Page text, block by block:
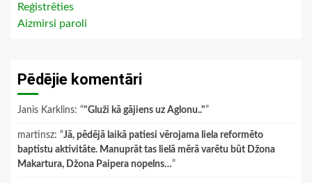
Reģistrēties
Aizmirsi paroli
Pēdējie komentāri
Janis Karklins: “"Gluži kā gājiens uz Aglonu.."”
martinsz: “Jā, pēdējā laikā patiesi vērojama liela reformēto
baptistu aktivitāte. Manuprāt tas lielā mērā varētu būt Džona
Makartura, Džona Paipera nopelns…”